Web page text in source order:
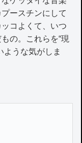
ースチンにして
コよくて、いつ
の。これらを“現
ような気がしま